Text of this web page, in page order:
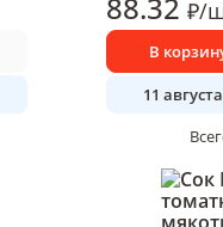
₽/
В
11 августа